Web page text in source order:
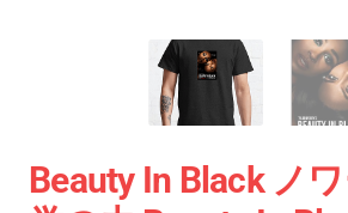
Beauty In Black ノ